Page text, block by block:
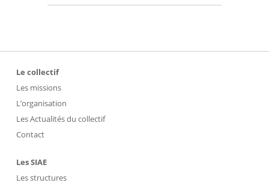
Le collectif
Les missions
L’organisation
Les Actualités du collectif
Contact
Les SIAE
Les structures